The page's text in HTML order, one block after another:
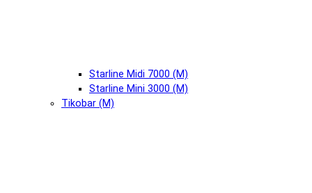
Starline Midi 7000 (М)
Starline Mini 3000 (М)
Tikobar (М)